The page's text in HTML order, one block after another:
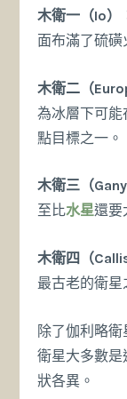
木衛一（Io）
面布滿了硫磺
木衛二（
為冰層下可
點目標之一。
木衛三（
至比水星還要
木衛四（
最古老的衛星
除了伽利略
衛星大多數
狀各異。